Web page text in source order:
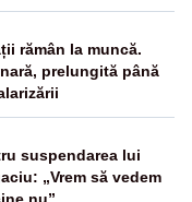
rămân la muncă.
prelungită până
suspendarea lui
„Vrem să vedem